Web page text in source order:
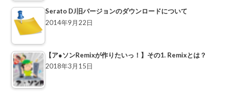
Serato DJ旧バージョンのダウンロードについて
2014年9月22日
【ア●ソンRemixが作りたいっ！】その1. Remixとは？
2018年3月15日